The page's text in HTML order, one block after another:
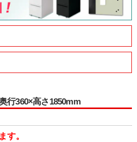
行360×高さ1850mm
す。